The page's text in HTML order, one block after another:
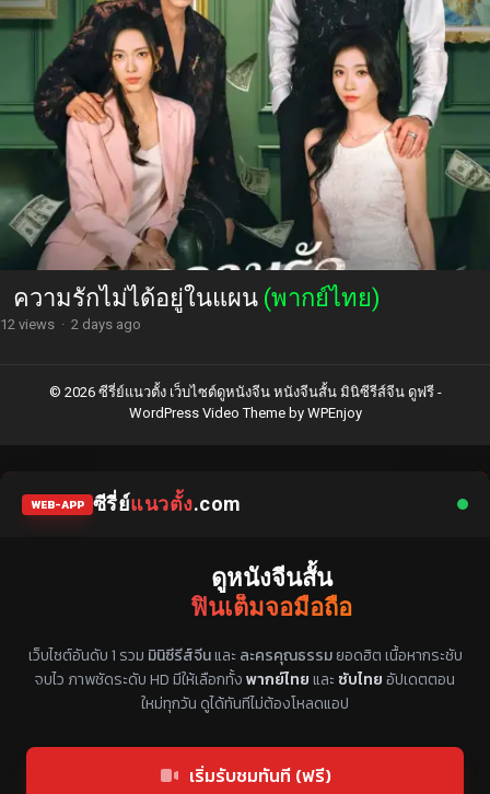
ความรักไม่ได้อยู่ในแผน (พากย์ไทย)
12 views · 2 days ago
© 2026 ซีรี่ย์แนวตั้ง เว็บไซต์ดูหนังจีน หนังจีนสั้น มินิซีรีส์จีน ดูฟรี -
WordPress Video Themeby WPEnjoy
WEB-APP ซีรี่ย์แนวตั้ง.com
ดูหนังจีนสั้น
ฟินเต็มจอมือถือ
แหล่งรวมซีรี่ย์จีนแนวตั้ง พากย์ไทย ซับไทย
เว็บไซต์อันดับ 1 รวม มินิซีรีส์จีนและ ละครคุณธรรมยอดฮิต เนื้อหากระชับ
จบไว ภาพชัดระดับ HD มีให้เลือกทั้งพากย์ไทยและ ซับไทยอัปเดตตอน
ใหม่ทุกวัน ดูได้ทันทีไม่ต้องโหลดแอป
เริ่มรับชมทันที (ฟรี)